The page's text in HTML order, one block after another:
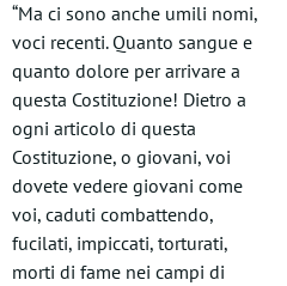
“Ma ci sono anche umili nomi,
voci recenti. Quanto sangue e
quanto dolore per arrivare a
questa Costituzione! Dietro a
ogni articolo di questa
Costituzione, o giovani, voi
dovete vedere giovani come
voi, caduti combattendo,
fucilati, impiccati, torturati,
morti di fame nei campi di